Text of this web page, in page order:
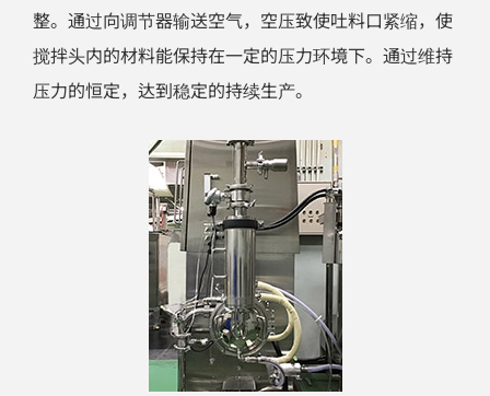
整。通过向调节器输送空气，空压致使吐料口紧缩，使
搅拌头内的材料能保持在一定的压力环境下。通过维持
压力的恒定，达到稳定的持续生产。